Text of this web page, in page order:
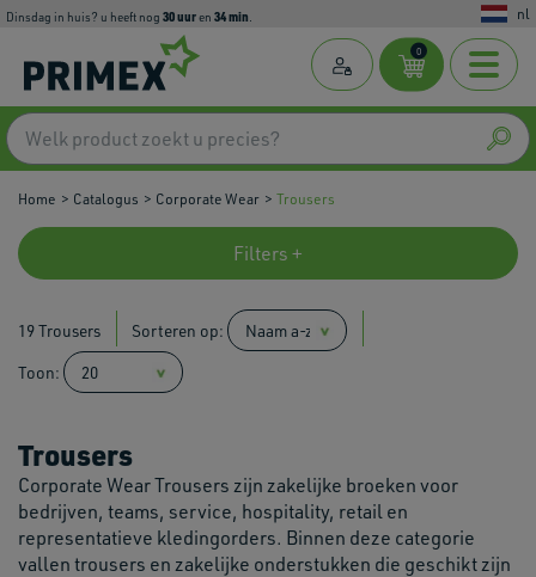
dinsdag in huis? u heeft nog 30uuren 34min nl
0
Home Catalogus Corporate Wear Trousers
Filters +
19 Trousers Sorteren op:
Toon:
Trousers
Corporate Wear Trousers zijn zakelijke broeken voor
bedrijven, teams, service, hospitality, retail en
representatieve kledingorders. Binnen deze categorie
vallen trousers en zakelijke onderstukken die geschikt zijn